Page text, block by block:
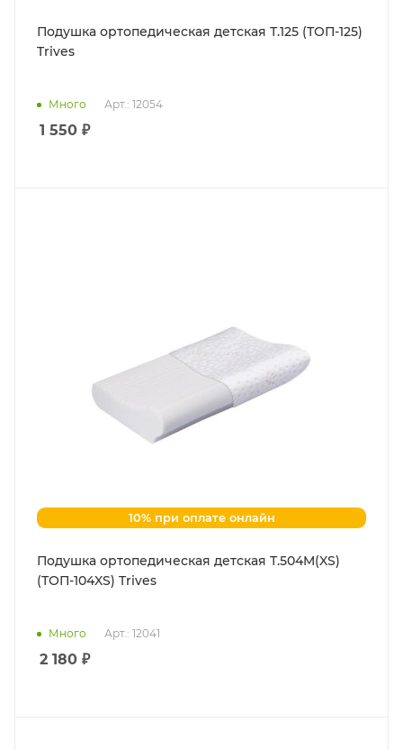
Подушка ортопедическая детская Т.125 (ТОП-125)
Trives
Много Арт.: 12054
1 550 ₽
10% при оплате онлайн
Подушка ортопедическая детская Т.504M(XS)
(ТОП-104XS) Trives
Много Арт.: 12041
2 180 ₽